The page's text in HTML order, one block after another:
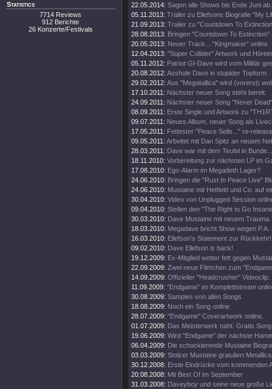
Statistics
7714 Reviews
912 Berichte
26 Konzerte/Festivals
22.05.2014: Sagen alle Shows bis Ende Juni ab.
05.11.2013: Trailer zu Ellefsons Biografie "My
21.09.2013: Trailer zu "Countdown To
28.08.2013: Bringen "Countdown To Extinction"
20.05.2013: Neuer Track... "Kingmaker" online
12.04.2013: "Super Collider" Artwork und
05.11.2012: Patriot GI-Dave wird vom Militär
20.08.2012: Asshole Dave in stupider Topform.
29.02.2012: Aus "Megatallica" wird (vorerst)
17.10.2011: Nächster neuer Song steht bereit.
24.09.2011: Nächster neuer Song "Never
08.09.2011: Erste Single und Artwork zu
09.07.2011: Neues Album, neuer Song als
17.05.2011: Fettester "Peace Sells..." re-
09.05.2011: Arbeitet mit Dan Spitz an neuem
28.03.2011: Dave war mit dem Teufel in Bunde...
18.11.2010: Vorbereitung zur nächsten LP im
17.08.2010: Ego-Alarm im Megadeth Lager?
24.06.2010: Bringen die "Rust In Peace Live"
24.06.2010: Mustaine mit Hetfield und Co. auf
30.04.2010: Video von Unplugged Session
09.04.2010: Stellen den "The Right to Go
30.03.2010: Dave Mustaine mit neuem Trauma.
18.03.2010: Megadave bricht Show wegen P.A.
16.03.2010: Ellefson's Statement zur Rückkehr!
09.02.2010: Dave Ellefson is back!
19.12.2009: Ex-Mitglied wetter fett gegen
22.09.2009: Zwei neue Filmchen zum
14.09.2009: Offizieller "Headcrusher" Videoclip.
11.09.2009: "Endgame" im Komplettstream
30.08.2009: Samples von allen Songs
18.08.2009: Noch ein Song online
28.07.2009: "Endgame" Coverartwork online.
01.07.2009: Das Meisterwerk naht. Gratis
19.06.2009: Wird "Endgame" der nächste
06.04.2009: Die schockierende Mustaine
03.03.2009: Stolzer Mustaine gratuliert
30.12.2008: Erste Eindrücke vom kommenden
20.08.2008: Mit Best Of im September
31.03.2008: Daveyboy und seine neue große